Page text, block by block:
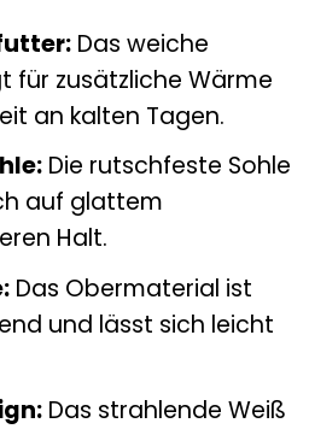
Das weiche
für zusätzliche Wärme
an kalten Tagen.
Die rutschfeste Sohle
auf glattem
Halt.
Das Obermaterial ist
und lässt sich leicht
Das strahlende Weiß